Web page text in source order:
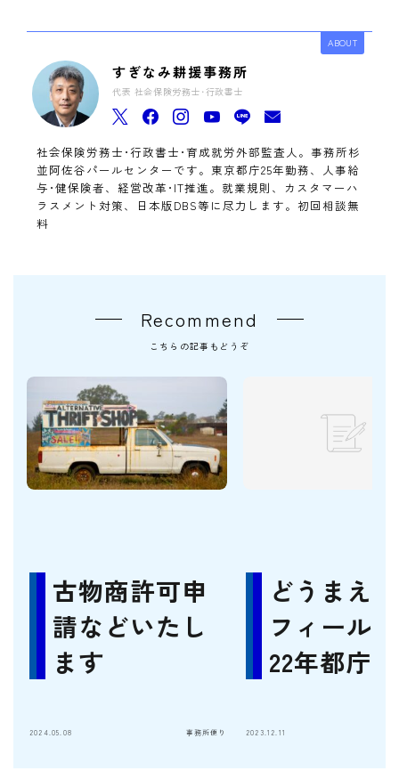
ABOUT
すぎなみ耕援事務所
代表 社会保険労務士･行政書士
社会保険労務士･行政書士･育成就労外部監査人。事務所杉
並阿佐谷パールセンターです。東京都庁25年勤務、人事給
与･健保険者、経営改革･IT推進。就業規則、カスタマーハ
ラスメント対策、日本版DBS等に尽力します。初回相談無
料
Recommend
こちらの記事もどうぞ
古物商許可申
請などいたし
ます
2024.05.08 事務所便り
どうまえ
フィール
22年都庁
2023.12.11